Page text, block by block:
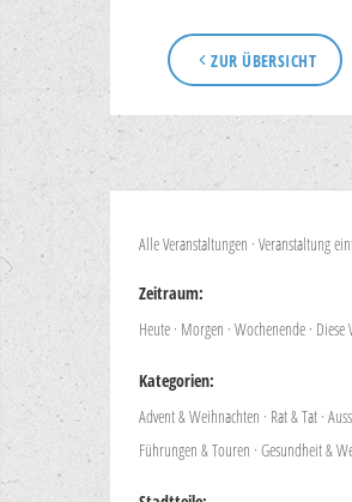
ZUR ÜBERSICHT
Alle Veranstaltungen · Veranstaltung
Zeitraum:
Heute · Morgen · Wochenende · Diese
Kategorien:
Advent & Weihnachten · Rat & Tat ·
Führungen & Touren · Gesundheit &